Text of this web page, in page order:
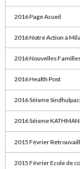
2016 Page Acueil
2016 Notre Action à
2016 Nouvelles
2016 Health Post
2016 Séisme
2016 Séisme
2015 Février
2015 Février Ecole de